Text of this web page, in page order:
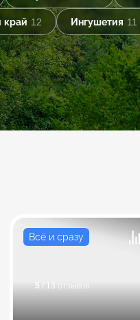
край 12 Ингушетия 11
Всё и сразу
5 / 13 отзывов